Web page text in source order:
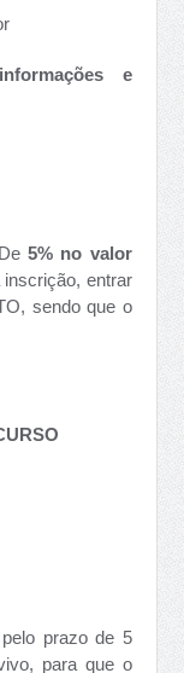
e
De5% no valor
entrar
sendo que o
prazo de 5
para que o